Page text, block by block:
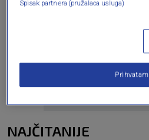
NAJČITANIJE
Spisak partnera (pružalaca usluga)
Prihvatam